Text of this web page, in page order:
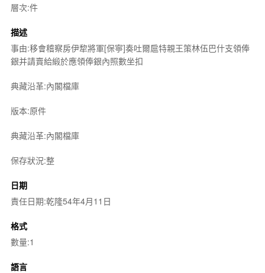
層次:件
描述
事由:移會稽察房伊犂將軍[保寧]奏吐爾扈特親王策林伍巴什支領俸
銀并請賣給緞於應領俸銀內照數坐扣
典藏沿革:內閣檔庫
版本:原件
典藏沿革:內閣檔庫
保存狀況:整
日期
責任日期:乾隆54年4月11日
格式
數量:1
語言